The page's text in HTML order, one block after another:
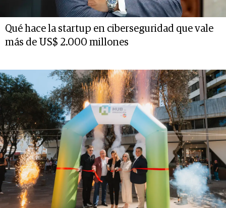
Qué hace la startup en ciberseguridad que vale
más de US$ 2.000 millones